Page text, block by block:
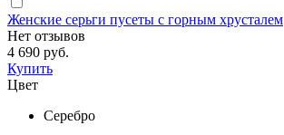
Женские серьги пусеты с горным хрусталем
Нет отзывов
4 690 руб.
Купить
Цвет
Серебро